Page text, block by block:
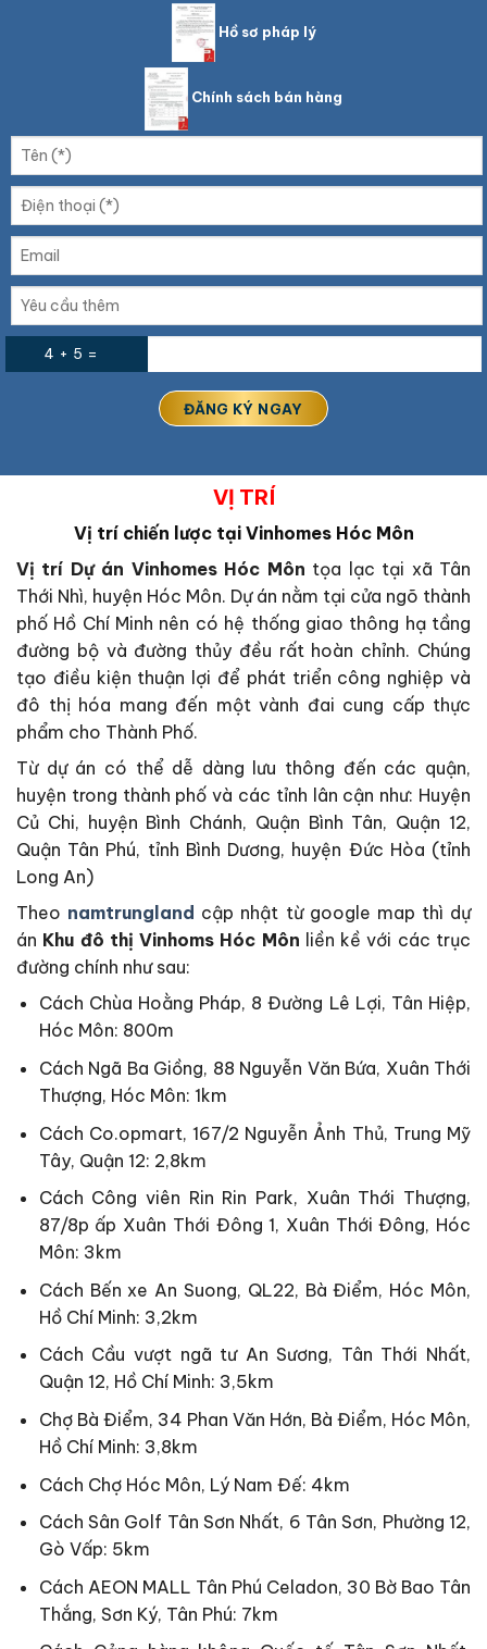
Hồ sơ pháp lý
Chính sách bán hàng
4 + 5 =
VỊ TRÍ
Vị trí chiến lược tại Vinhomes Hóc Môn
Vị trí Dự án Vinhomes Hóc Môn tọa lạc tại xã Tân
Thới Nhì, huyện Hóc Môn. Dự án nằm tại cửa ngõ thành
phố Hồ Chí Minh nên có hệ thống giao thông hạ tầng
đường bộ và đường thủy đều rất hoàn chỉnh. Chúng
tạo điều kiện thuận lợi để phát triển công nghiệp và
đô thị hóa mang đến một vành đai cung cấp thực
phẩm cho Thành Phố.
Từ dự án có thể dễ dàng lưu thông đến các quận,
huyện trong thành phố và các tỉnh lân cận như: Huyện
Củ Chi, huyện Bình Chánh, Quận Bình Tân, Quận 12,
Quận Tân Phú, tỉnh Bình Dương, huyện Đức Hòa (tỉnh
Long An)
Theo namtrungland cập nhật từ google map thì dự
án Khu đô thị Vinhoms Hóc Môn liền kề với các trục
đường chính như sau:
Cách Chùa Hoằng Pháp, 8 Đường Lê Lợi, Tân Hiệp,
Hóc Môn: 800m
Cách Ngã Ba Giồng, 88 Nguyễn Văn Bứa, Xuân Thới
Thượng, Hóc Môn: 1km
Cách Co.opmart, 167/2 Nguyễn Ảnh Thủ, Trung Mỹ
Tây, Quận 12: 2,8km
Cách Công viên Rin Rin Park, Xuân Thới Thượng,
87/8p ấp Xuân Thới Đông 1, Xuân Thới Đông, Hóc
Môn: 3km
Cách Bến xe An Suong, QL22, Bà Điểm, Hóc Môn,
Hồ Chí Minh: 3,2km
Cách Cầu vượt ngã tư An Sương, Tân Thới Nhất,
Quận 12, Hồ Chí Minh: 3,5km
Chợ Bà Điểm, 34 Phan Văn Hớn, Bà Điểm, Hóc Môn,
Hồ Chí Minh: 3,8km
Cách Chợ Hóc Môn, Lý Nam Đế: 4km
Cách Sân Golf Tân Sơn Nhất, 6 Tân Sơn, Phường 12,
Gò Vấp: 5km
Cách AEON MALL Tân Phú Celadon, 30 Bờ Bao Tân
Thắng, Sơn Ký, Tân Phú: 7km